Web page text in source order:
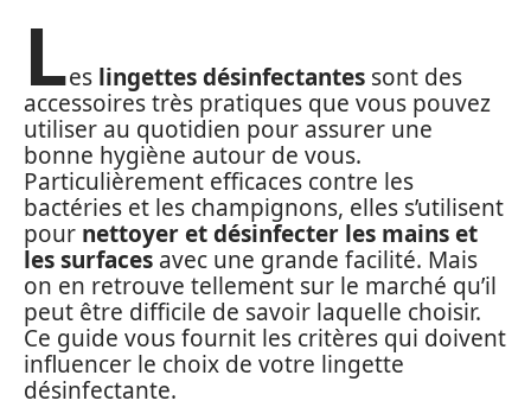
Les lingettes désinfectantes sont des
accessoires très pratiques que vous pouvez
utiliser au quotidien pour assurer une
bonne hygiène autour de vous.
Particulièrement efficaces contre les
bactéries et les champignons, elles s’utilisent
pour nettoyer et désinfecter les mains et
les surfaces avec une grande facilité. Mais
on en retrouve tellement sur le marché qu’il
peut être difficile de savoir laquelle choisir.
Ce guide vous fournit les critères qui doivent
influencer le choix de votre lingette
désinfectante.